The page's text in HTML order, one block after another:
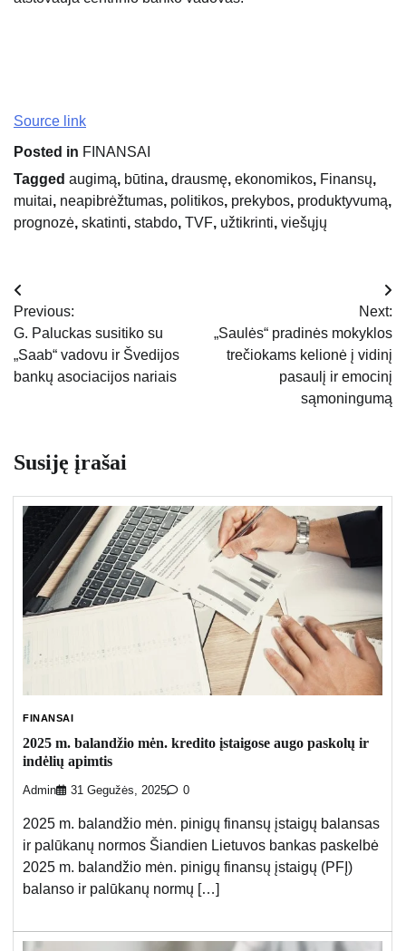
Source link
Posted in FINANSAI
Tagged augimą, būtina, drausmę, ekonomikos, Finansų,
muitai, neapibrėžtumas, politikos, prekybos, produktyvumą,
prognozė, skatinti, stabdo, TVF, užtikrinti, viešųjų
Navigacija
tarp
įrašų
Previous:
G. Paluckas susitiko su
„Saab“ vadovu ir Švedijos
bankų asociacijos nariais
Next:
„Saulės“ pradinės mokyklos
trečiokams kelionė į vidinį
pasaulį ir emocinį
sąmoningumą
Susiję įrašai
FINANSAI
2025 m. balandžio mėn. kredito įstaigose augo paskolų ir
indėlių apimtis
Admin 31 Gegužės, 2025 0
2025 m. balandžio mėn. pinigų finansų įstaigų balansas
ir palūkanų normos Šiandien Lietuvos bankas paskelbė
2025 m. balandžio mėn. pinigų finansų įstaigų (PFĮ)
balanso ir palūkanų normų […]